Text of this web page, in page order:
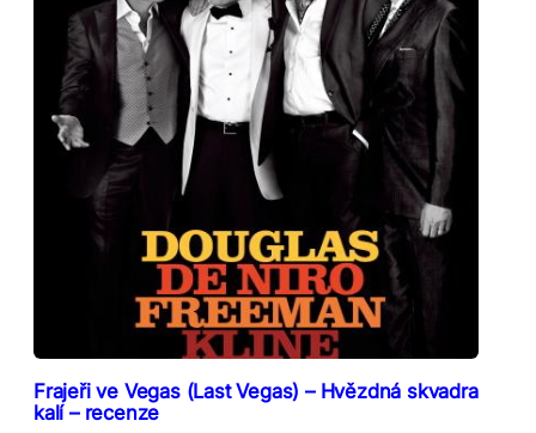
Frajeři ve Vegas (Last Vegas) – Hvězdná skvadra
kalí – recenze